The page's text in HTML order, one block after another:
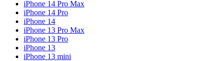
iPhone 14 Pro Max
iPhone 14 Pro
iPhone 14
iPhone 13 Pro Max
iPhone 13 Pro
iPhone 13
iPhone 13 mini